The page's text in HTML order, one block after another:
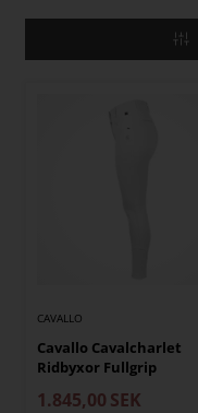
CAVALLO
Cavallo Cavalcharlet
Ridbyxor Fullgrip
1.845,00 SEK